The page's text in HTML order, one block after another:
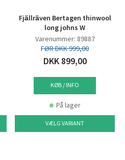
Fjällräven Bertagen thinwool
long johns W
Varenummer: 89887
FØR DKK 999,00
DKK 899,00
KØB / INFO
På lager
VÆLG VARIANT